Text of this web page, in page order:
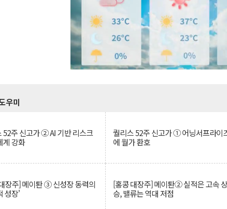
우미
52주 신고가 ② AI 기반 리스크
계 강화
퀄리스 52주 신고가 ① 어닝서프라이
에 월가 환호
장주] 메이퇀 ③ 신성장 동력의
성장'
[홍콩 대장주] 메이퇀② 실적은 고속 상
승, 밸류는 역대 저점